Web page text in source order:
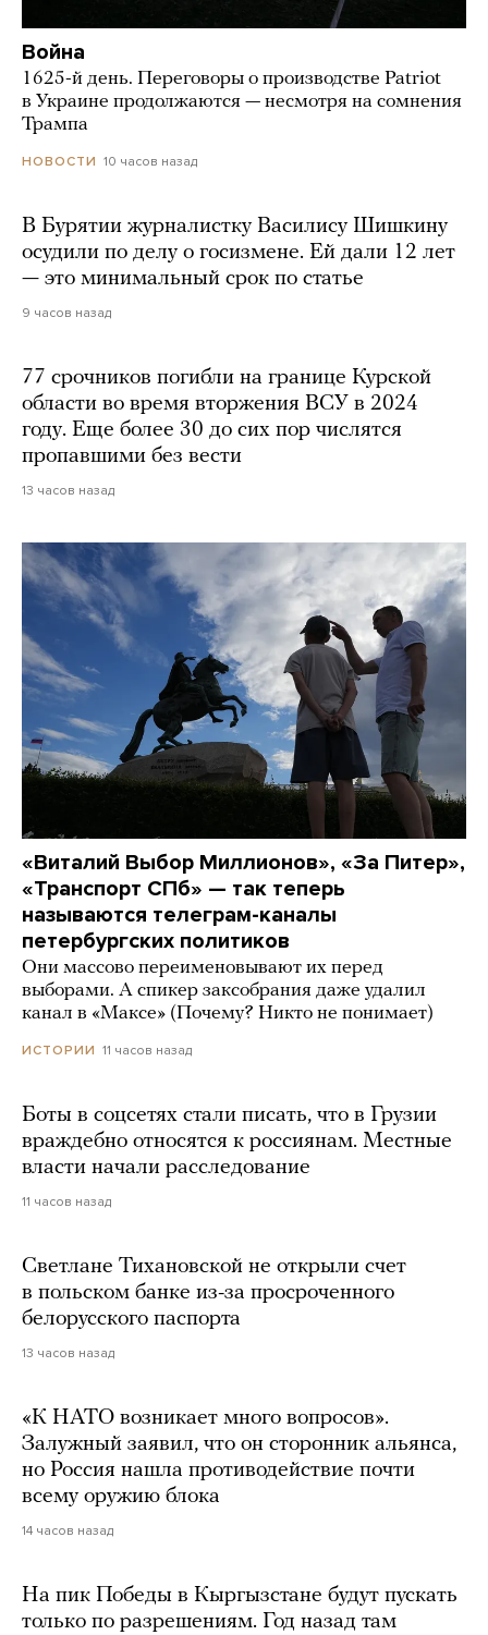
Война
1625-й день. Переговоры о производстве Patriot
в Украине продолжаются — несмотря на сомнения
Трампа
НОВОСТИ 10 часов назад
В Бурятии журналистку Василису Шишкину
осудили по делу о госизмене. Ей дали 12 лет
— это минимальный срок по статье
9 часов назад
77 срочников погибли на границе Курской
области во время вторжения ВСУ в 2024
году. Еще более 30 до сих пор числятся
пропавшими без вести
13 часов назад
«Виталий Выбор Миллионов», «За Питер»,
«Транспорт СПб» — так теперь
называются телеграм-каналы
петербургских политиков
Они массово переименовывают их перед
выборами. А спикер заксобрания даже удалил
канал в «Максе» (Почему? Никто не понимает)
ИСТОРИИ 11 часов назад
Боты в соцсетях стали писать, что в Грузии
враждебно относятся к россиянам. Местные
власти начали расследование
11 часов назад
Светлане Тихановской не открыли счет
в польском банке из-за просроченного
белорусского паспорта
13 часов назад
«К НАТО возникает много вопросов».
Залужный заявил, что он сторонник альянса,
но Россия нашла противодействие почти
всему оружию блока
14 часов назад
На пик Победы в Кыргызстане будут пускать
только по разрешениям. Год назад там